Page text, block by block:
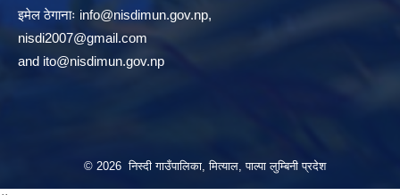
इमेल ठेगानाः info@nisdimun.gov.np,
nisdi2007@gmail.com
and ito@nisdimun.gov.np
© 2026 निस्दी गाउँपालिका, मित्याल, पाल्पा लुम्बिनी प्रदेश